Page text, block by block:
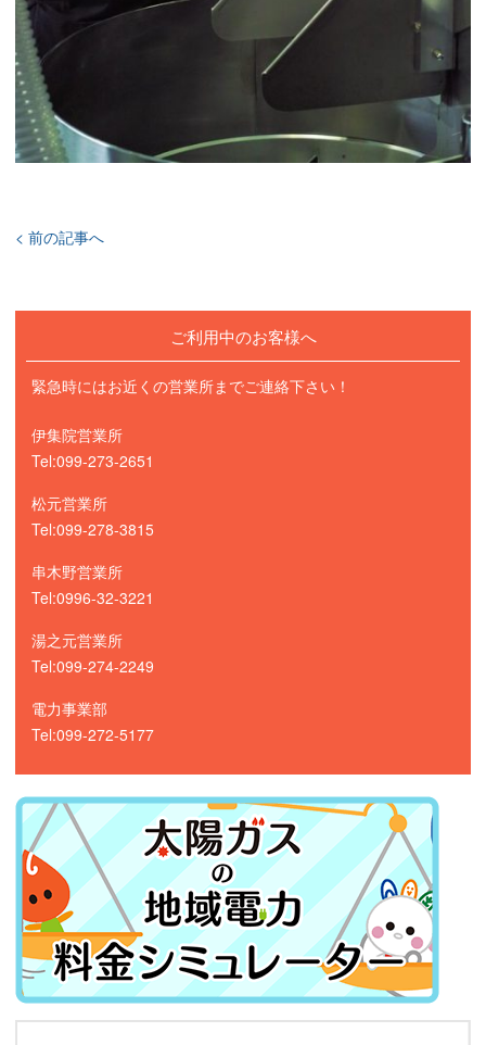
< 前の記事へ
ご利用中のお客様へ
緊急時にはお近くの営業所までご連絡下さい！
伊集院営業所
Tel:099-273-2651
松元営業所
Tel:099-278-3815
串木野営業所
Tel:0996-32-3221
湯之元営業所
Tel:099-274-2249
電力事業部
Tel:099-272-5177